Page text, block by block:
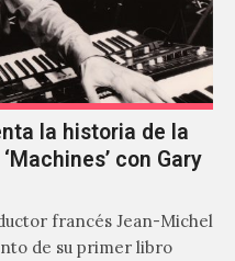
la historia de la
con Gary
francés Jean-Michel
de su primer libro